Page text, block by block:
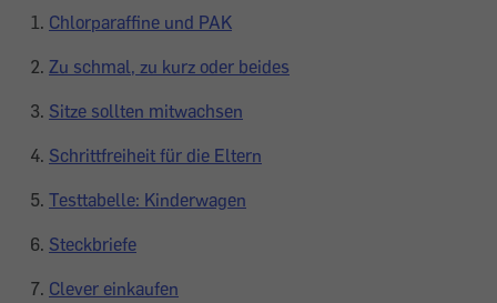
Chlorparaffine und PAK
Zu schmal, zu kurz oder beides
Sitze sollten mitwachsen
Schrittfreiheit für die Eltern
Testtabelle: Kinderwagen
Steckbriefe
Clever einkaufen